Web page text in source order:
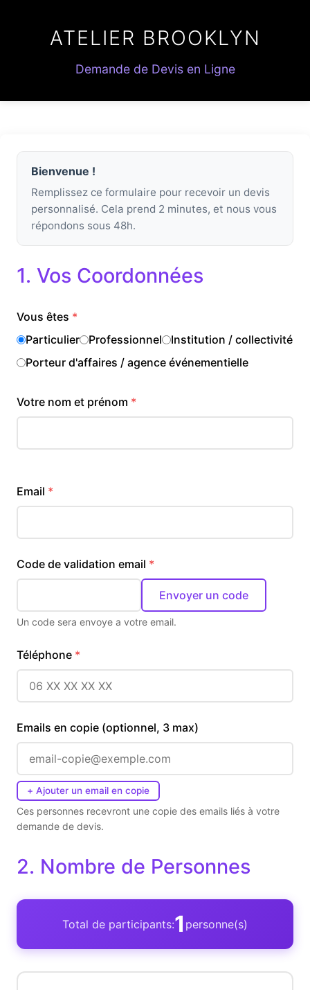
ATELIER BROOKLYN
Demande de Devis en Ligne
Bienvenue !
Remplissez ce formulaire pour recevoir un devis
personnalisé. Cela prend 2 minutes, et nous vous
répondons sous 48h.
1. Vos Coordonnées
Vous êtes
Particulier
Professionnel
Institution / collectivité
Porteur d'affaires / agence événementielle
Votre nom et prénom
Email
Code de validation email
Envoyer un code
Un code sera envoye a votre email.
Téléphone
Emails en copie (optionnel, 3 max)
+ Ajouter un email en copie
Ces personnes recevront une copie des emails liés à votre
demande de devis.
2. Nombre de Personnes
Total de participants:1 personne(s)